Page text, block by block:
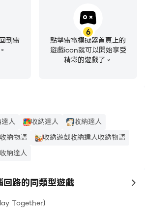
到雷
6
點擊雷電模擬器首頁上的
遊戲icon就可以開始享受
精彩的遊戲了。
人 收納達人
收納達人
納物語
收納遊戲收納達人收納物語
納達人
路的同類型遊戲 to
Together)